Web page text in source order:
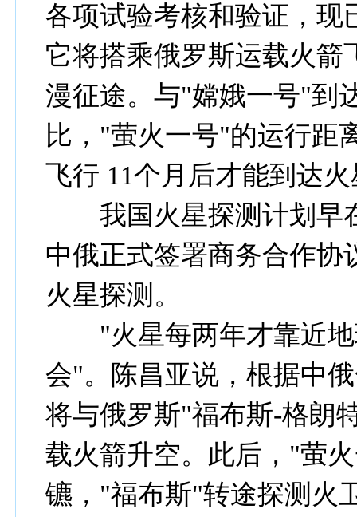
各项试验考核和验证，现
它将搭乘俄罗斯运载火箭
漫征途。与"嫦娥一号"到
比，"萤火一号"的运行距
飞行 11个月后才能到达
我国火星探测计划早在
中俄正式签署商务合作协
火星探测。
"火星每两年才靠近地
会"。陈昌亚说，根据中
将与俄罗斯"福布斯-格朗
载火箭升空。此后，"萤
镳，"福布斯"转途探测火